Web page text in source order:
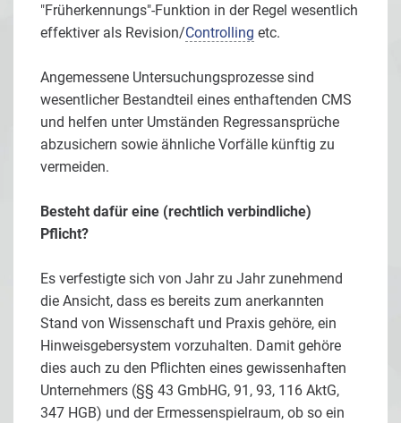
"Früherkennungs"-Funktion in der Regel wesentlich
effektiver als Revision/Controlling etc.
Angemessene Untersuchungsprozesse sind
wesentlicher Bestandteil eines enthaftenden CMS
und helfen unter Umständen Regressansprüche
abzusichern sowie ähnliche Vorfälle künftig zu
vermeiden.
Besteht dafür eine (rechtlich verbindliche)
Pflicht?
Es verfestigte sich von Jahr zu Jahr zunehmend
die Ansicht, dass es bereits zum anerkannten
Stand von Wissenschaft und Praxis gehöre, ein
Hinweisgebersystem vorzuhalten. Damit gehöre
dies auch zu den Pflichten eines gewissenhaften
Unternehmers (§§ 43 GmbHG, 91, 93, 116 AktG,
347 HGB) und der Ermessenspielraum, ob so ein